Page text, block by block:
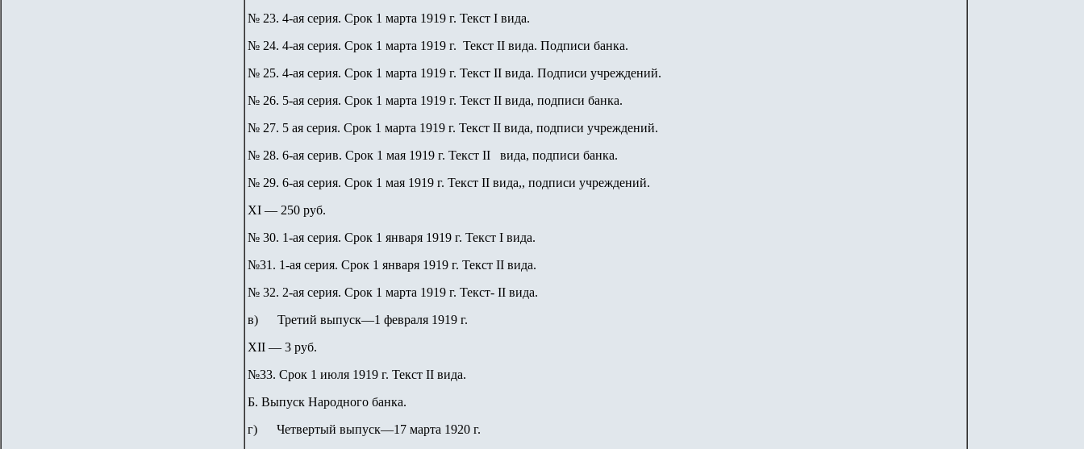
№ 23. 4-ая серия. Срок 1 марта 1919 г. Текст I вида.
№ 24. 4-ая серия. Срок 1 марта 1919 г. Текст II вида. Подписи банка.
№ 25. 4-ая серия. Срок 1 марта 1919 г. Текст II вида. Подписи учреждений.
№ 26. 5-ая серия. Срок 1 марта 1919 г. Текст II вида, подписи банка.
№ 27. 5 ая серия. Срок 1 марта 1919 г. Текст II вида, подписи учреждений.
№ 28. 6-ая серив. Срок 1 мая 1919 г. Текст II вида, подписи банка.
№ 29. 6-ая серия. Срок 1 мая 1919 г. Текст II вида,, подписи учреждений.
XI — 250 руб.
№ 30. 1-ая серия. Срок 1 января 1919 г. Текст I вида.
№31. 1-ая серия. Срок 1 января 1919 г. Текст II вида.
№ 32. 2-ая серия. Срок 1 марта 1919 г. Текст- II вида.
в) Третий выпуск—1 февраля 1919 г.
XII — 3 руб.
№33. Срок 1 июля 1919 г. Текст II вида.
Б. Выпуск Народного банка.
г) Четвертый выпуск—17 марта 1920 г.